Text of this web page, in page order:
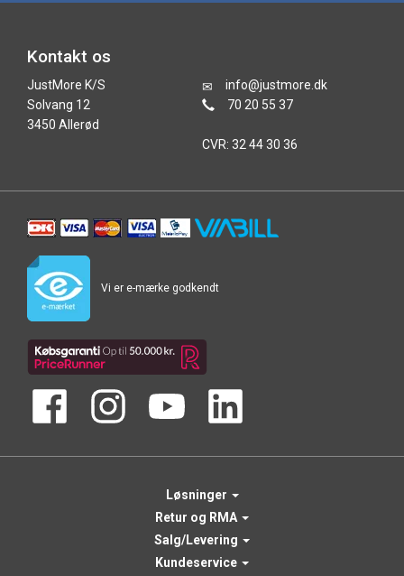
Kontakt os
JustMore K/S
Solvang 12
3450 Allerød
info@justmore.dk
70 20 55 37
CVR: 32 44 30 36
Vi er e-mærke godkendt
Løsninger
Retur og RMA
Salg/Levering
Kundeservice